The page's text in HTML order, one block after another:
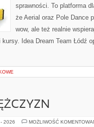
sprawności. To platforma
że Aerial oraz Pole Dance
wow, ale też realnie
Idea Dream Team Łódź
2026 MOŻLIWOŚĆ